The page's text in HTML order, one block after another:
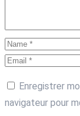
Enregistrer
navigateur pour